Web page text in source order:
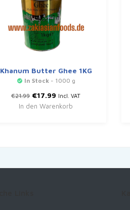
Khanum Butter Ghee 1KG
In Stock- 1000 g
€21.99 Ursprünglicher
Preis
war:
€17.99 Aktueller
Preis
ist:
Incl. VAT
In den Warenkorb